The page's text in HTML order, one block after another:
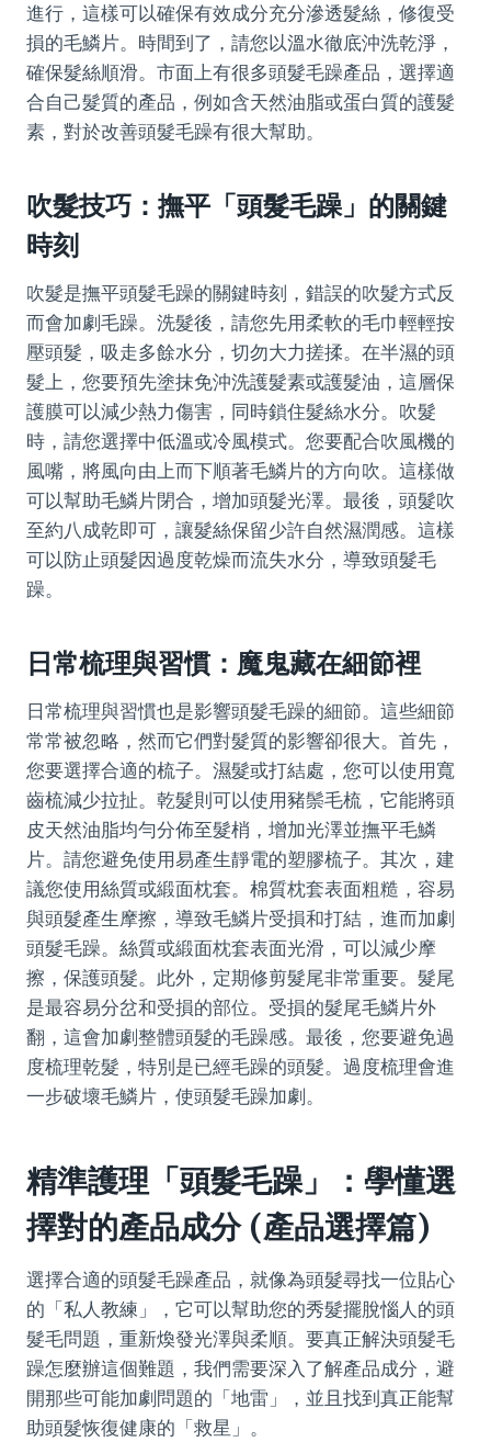
進行，這樣可以確保有效成分充分滲透髮絲，修復受
損的毛鱗片。時間到了，請您以溫水徹底沖洗乾淨，
確保髮絲順滑。市面上有很多頭髮毛躁產品，選擇適
合自己髮質的產品，例如含天然油脂或蛋白質的護髮
素，對於改善頭髮毛躁有很大幫助。
吹髮技巧：撫平「頭髮毛躁」的關鍵
時刻
吹髮是撫平頭髮毛躁的關鍵時刻，錯誤的吹髮方式反
而會加劇毛躁。洗髮後，請您先用柔軟的毛巾輕輕按
壓頭髮，吸走多餘水分，切勿大力搓揉。在半濕的頭
髮上，您要預先塗抹免沖洗護髮素或護髮油，這層保
護膜可以減少熱力傷害，同時鎖住髮絲水分。吹髮
時，請您選擇中低溫或冷風模式。您要配合吹風機的
風嘴，將風向由上而下順著毛鱗片的方向吹。這樣做
可以幫助毛鱗片閉合，增加頭髮光澤。最後，頭髮吹
至約八成乾即可，讓髮絲保留少許自然濕潤感。這樣
可以防止頭髮因過度乾燥而流失水分，導致頭髮毛
躁。
日常梳理與習慣：魔鬼藏在細節裡
日常梳理與習慣也是影響頭髮毛躁的細節。這些細節
常常被忽略，然而它們對髮質的影響卻很大。首先，
您要選擇合適的梳子。濕髮或打結處，您可以使用寬
齒梳減少拉扯。乾髮則可以使用豬鬃毛梳，它能將頭
皮天然油脂均勻分佈至髮梢，增加光澤並撫平毛鱗
片。請您避免使用易產生靜電的塑膠梳子。其次，建
議您使用絲質或緞面枕套。棉質枕套表面粗糙，容易
與頭髮產生摩擦，導致毛鱗片受損和打結，進而加劇
頭髮毛躁。絲質或緞面枕套表面光滑，可以減少摩
擦，保護頭髮。此外，定期修剪髮尾非常重要。髮尾
是最容易分岔和受損的部位。受損的髮尾毛鱗片外
翻，這會加劇整體頭髮的毛躁感。最後，您要避免過
度梳理乾髮，特別是已經毛躁的頭髮。過度梳理會進
一步破壞毛鱗片，使頭髮毛躁加劇。
精準護理「頭髮毛躁」：學懂選
擇對的產品成分 (產品選擇篇)
選擇合適的頭髮毛躁產品，就像為頭髮尋找一位貼心
的「私人教練」，它可以幫助您的秀髮擺脫惱人的頭
髮毛問題，重新煥發光澤與柔順。要真正解決頭髮毛
躁怎麼辦這個難題，我們需要深入了解產品成分，避
開那些可能加劇問題的「地雷」，並且找到真正能幫
助頭髮恢復健康的「救星」。